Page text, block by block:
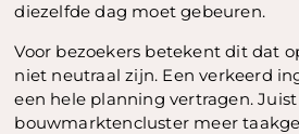
diezelfde dag moet gebeuren.
Voor bezoekers betekent dit dat
niet neutraal zijn. Een verkeerd
een hele planning vertragen.
bouwmarktencluster meer